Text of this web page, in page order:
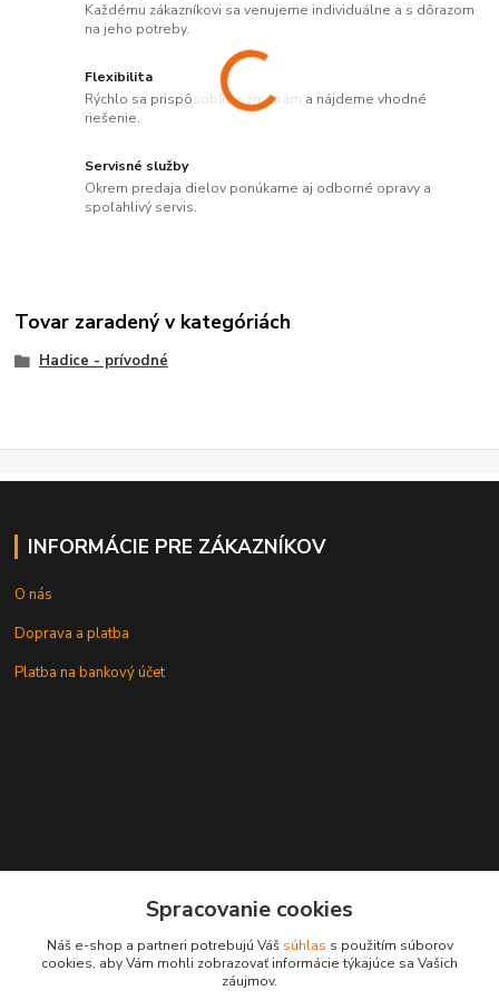
Každému zákazníkovi sa venujeme individuálne a s dôrazom
na jeho potreby.
Flexibilita
Rýchlo sa prispôsobíme zmenám a nájdeme vhodné
riešenie.
Servisné služby
Okrem predaja dielov ponúkame aj odborné opravy a
spoľahlivý servis.
Tovar zaradený v kategóriách
Hadice - prívodné
INFORMÁCIE PRE ZÁKAZNÍKOV
O nás
Doprava a platba
Platba na bankový účet
leksunsro@gmail.com
Spracovanie cookies
Náš e-shop a partneri potrebujú Váš súhlas s použitím súborov
cookies, aby Vám mohli zobrazovať informácie týkajúce sa Vašich
záujmov.